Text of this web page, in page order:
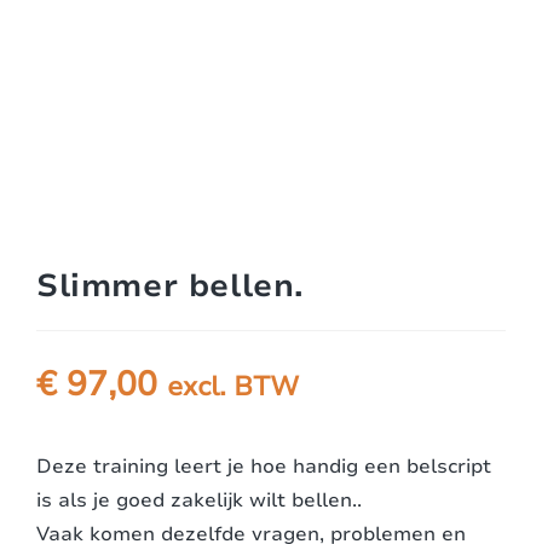
Slimmer bellen.
€97,00 excl. BTW
Deze training leert je hoe handig een belscript
is als je goed zakelijk wilt bellen..
Vaak komen dezelfde vragen, problemen en